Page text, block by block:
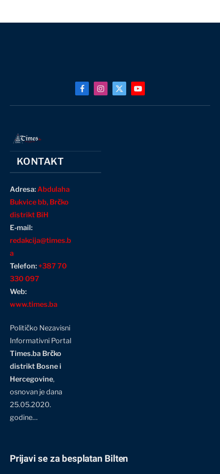
FacebookInstagram
X
(Twitter)
YouTube
KONTAKT
Adresa:Abdulaha
Bukvice bb, Brčko
distrikt BiH
E-mail:
redakcija@times.b
a
Telefon:+387 70
330 097
Web:
www.times.ba
Političko Nezavisni
Informativni Portal
Times.ba Brčko
distrikt Bosne i
Hercegovine,
osnovan je dana
25.05.2020.
godine…
Prijavi se za besplatan Bilten